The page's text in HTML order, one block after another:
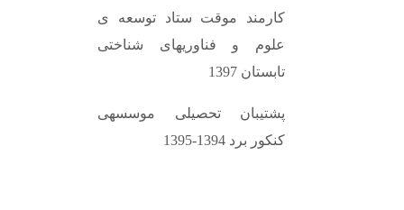
کارمند موقت ستاد توسعه ی
علوم و فناوریهای شناختی
تابستان 1397
پشتیبان تحصیلی موسسهی
کنکور برد 1394-1395